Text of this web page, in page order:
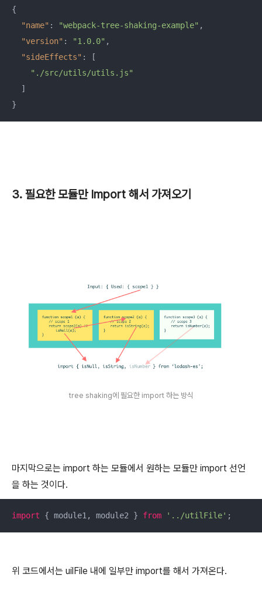
{
"name" : "webpack-tree-shaking-example" ,
"version" : "1.0.0" ,
"sideEffects" : [
"./src/utils/utils.js"
  ]
}
3. 필요한 모듈만 Import 해서 가져오기
tree shaking에 필요한 import 하는 방식
마지막으로는 import 하는 모듈에서 원하는 모듈만 import 선언
을 하는 것이다.
import { module1, module2 } from '../utilFile' ;
위 코드에서는 uilFile 내에 일부만 import를 해서 가져온다.